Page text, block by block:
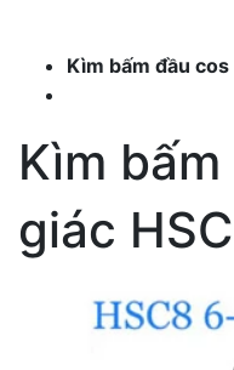
Kìm bấm đầu
Kìm
giác